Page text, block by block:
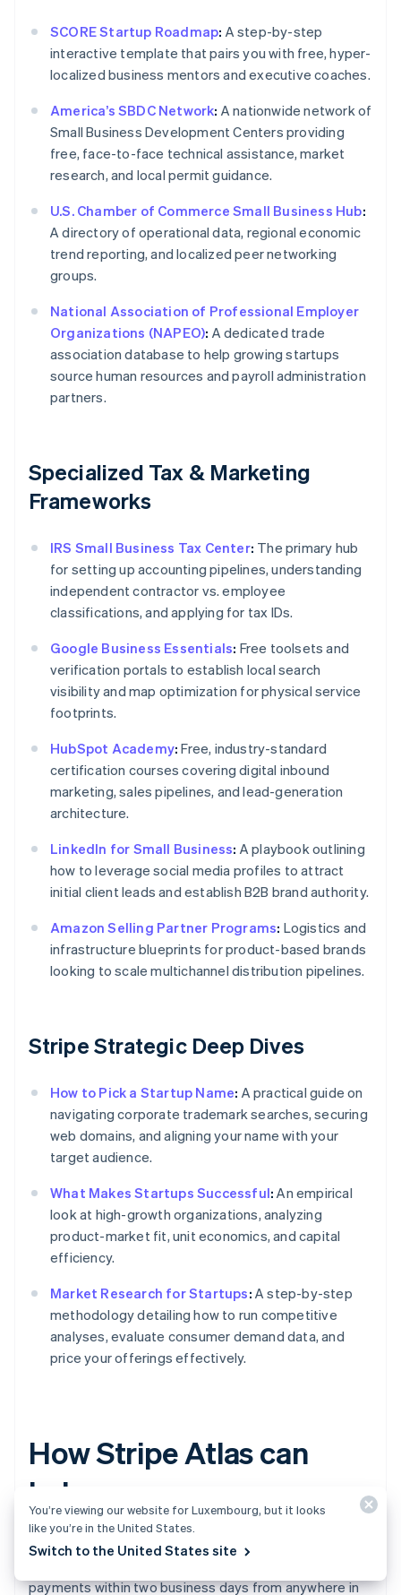
SCORE Startup Roadmap: A step-by-step
interactive template that pairs you with free, hyper-
localized business mentors and executive coaches.
America’s SBDC Network: A nationwide network of
Small Business Development Centers providing
free, face-to-face technical assistance, market
research, and local permit guidance.
U.S. Chamber of Commerce Small Business Hub:
A directory of operational data, regional economic
trend reporting, and localized peer networking
groups.
National Association of Professional Employer
Organizations (NAPEO): A dedicated trade
association database to help growing startups
source human resources and payroll administration
partners.
Specialized Tax & Marketing
Frameworks
IRS Small Business Tax Center: The primary hub
for setting up accounting pipelines, understanding
independent contractor vs. employee
classifications, and applying for tax IDs.
Google Business Essentials: Free toolsets and
verification portals to establish local search
visibility and map optimization for physical service
footprints.
HubSpot Academy: Free, industry-standard
certification courses covering digital inbound
marketing, sales pipelines, and lead-generation
architecture.
LinkedIn for Small Business: A playbook outlining
how to leverage social media profiles to attract
initial client leads and establish B2B brand authority.
Amazon Selling Partner Programs: Logistics and
infrastructure blueprints for product-based brands
looking to scale multichannel distribution pipelines.
Stripe Strategic Deep Dives
How to Pick a Startup Name: A practical guide on
navigating corporate trademark searches, securing
web domains, and aligning your name with your
target audience.
What Makes Startups Successful: An empirical
look at high-growth organizations, analyzing
product-market fit, unit economics, and capital
efficiency.
Market Research for Startups: A step-by-step
methodology detailing how to run competitive
analyses, evaluate consumer demand data, and
price your offerings effectively.
How Stripe Atlas can
help
Stripe Atlassets up your company’s legal foundations
payments within two business days from anywhere in
You’re viewing our website for Luxembourg, but it looks
like you’re in the United States.
Switch to the United States site